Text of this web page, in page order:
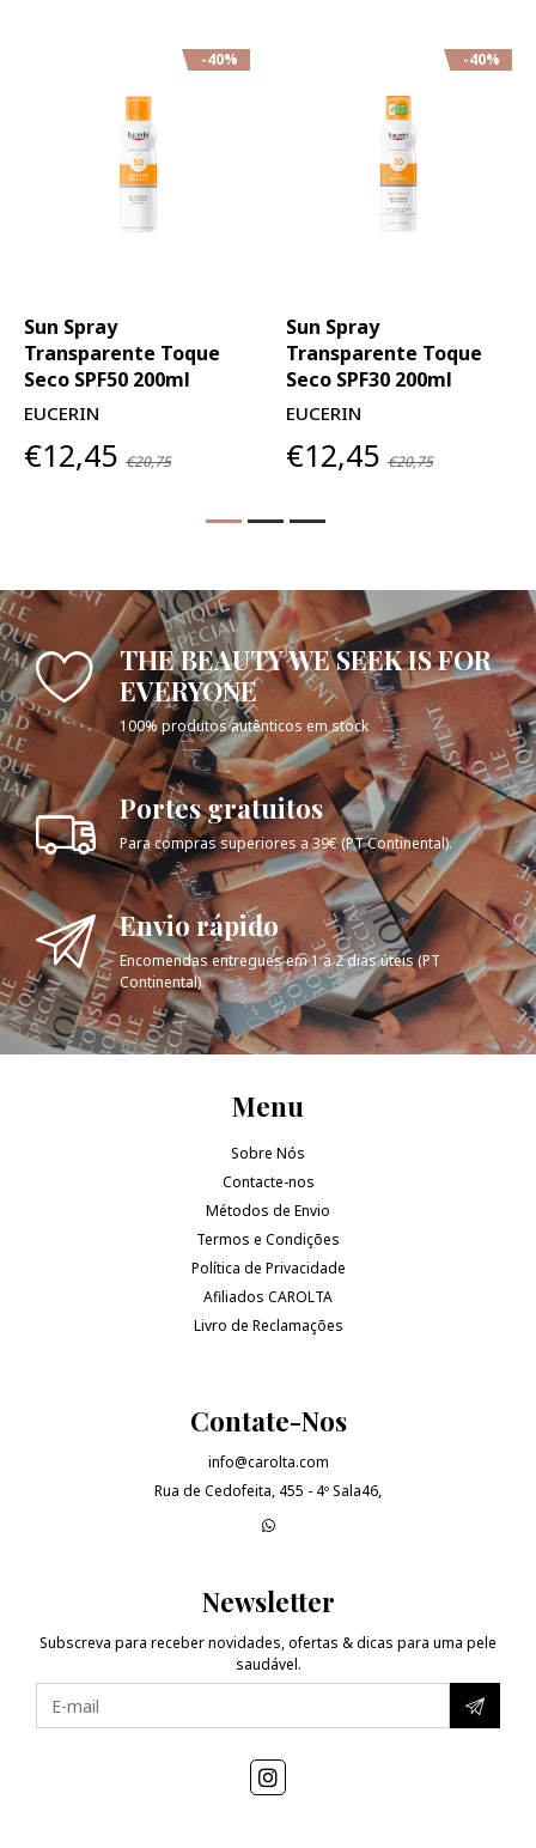
-40%
Sun Spray
Transparente Toque
Seco SPF50 200ml
EUCERIN
€12,45 €20,75
-40%
Sun Spray
Transparente Toque
Seco SPF30 200ml
EUCERIN
€12,45 €20,75
THE BEAUTY WE SEEK IS FOR
EVERYONE
100% produtos autênticos em stock
Portes gratuitos
Para compras superiores a 39€ (PT Continental).
Envio rápido
Encomendas entregues em 1 a 2 dias úteis (PT
Continental).
Menu
Sobre Nós
Contacte-nos
Métodos de Envio
Termos e Condições
Política de Privacidade
Afiliados CAROLTA
Livro de Reclamações
Contate-Nos
info@carolta.com
Rua de Cedofeita, 455 - 4º Sala46,
Newsletter
Subscreva para receber novidades, ofertas & dicas para uma pele
saudável.